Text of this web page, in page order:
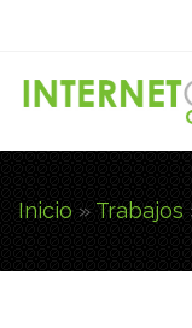
Usted
Inicio » Trabajos